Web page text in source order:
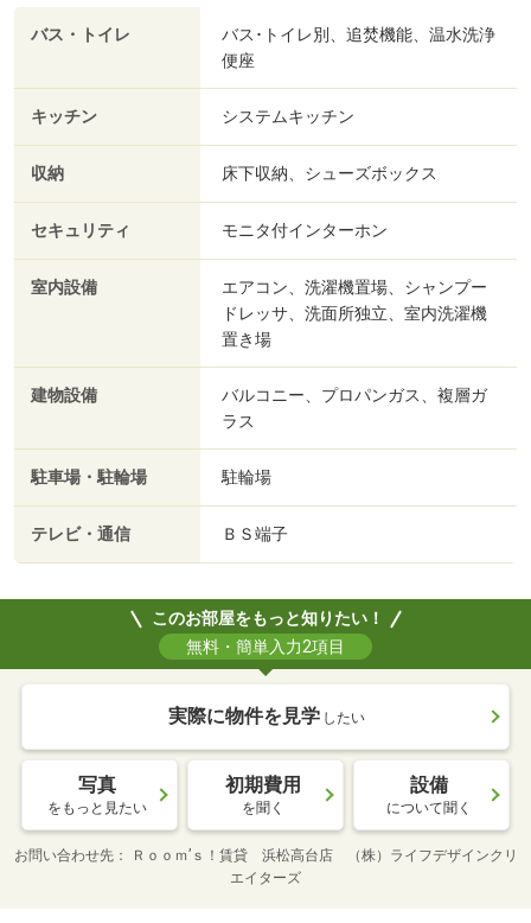
バス・トイレ
バス･トイレ別、追焚機能、温水洗浄
便座
キッチン システムキッチン
収納 床下収納、シューズボックス
セキュリティ モニタ付インターホン
室内設備
エアコン、洗濯機置場、シャンプー
ドレッサ、洗面所独立、室内洗濯機
置き場
建物設備
バルコニー、プロパンガス、複層ガ
ラス
駐車場・駐輪場 駐輪場
テレビ・通信 ＢＳ端子
このお部屋をもっと知りたい！
無料・簡単入力2項目
実際に物件を見学 したい
写真
をもっと見たい
初期費用
を聞く
設備
について聞く
お問い合わせ先
Ｒｏｏｍ’ｓ！賃貸 浜松高台店 （株）ライフデザインクリ
エイターズ